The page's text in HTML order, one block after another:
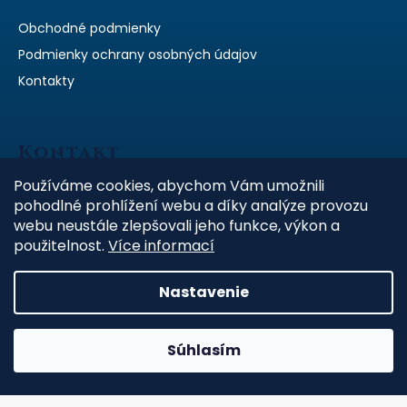
Používáme cookies, abychom Vám umožnili
pohodlné prohlížení webu a díky analýze provozu
webu neustále zlepšovali jeho funkce, výkon a
použitelnost. Více informací
Nastavenie
Súhlasím
r
ý
p
i
s
u
Obchodné podmienky
Podmienky ochrany osobných údajov
Kontakty
Kontakt
bata@batrostone.cz
+420 602 318 047
https://www.facebook.com/pomnikymazlicku.cz
Copyright 2026pomnikymazlicku.cz. Všetky práva
vyhradené.